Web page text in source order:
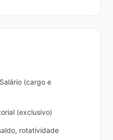
(cargo e
(exclusivo)
rotatividade